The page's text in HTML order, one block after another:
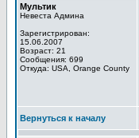
Мультик
Невеста Админа
Зарегистрирован:
15.06.2007
Возраст: 21
Сообщения: 699
Откуда: USA, Orange County
Вернуться к началу